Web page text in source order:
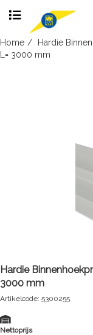
Skip
to
Home
Hardie
L= 3000 mm
Hardie
3000 mm
Artikelcode: 5300255
Nettoprijs